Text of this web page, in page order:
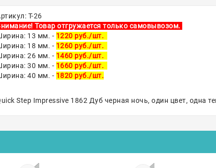
Т-26
Товар отгружается только самовывозом.
13 мм. - 1220 руб./шт.
18 мм. - 1260 руб./шт.
26 мм. - 1460 руб./шт.
30 мм. - 1660 руб./шт.
40 мм. - 1820 руб./шт.
Step Impressive 1862 Дуб черная ночь, один цвет, одна